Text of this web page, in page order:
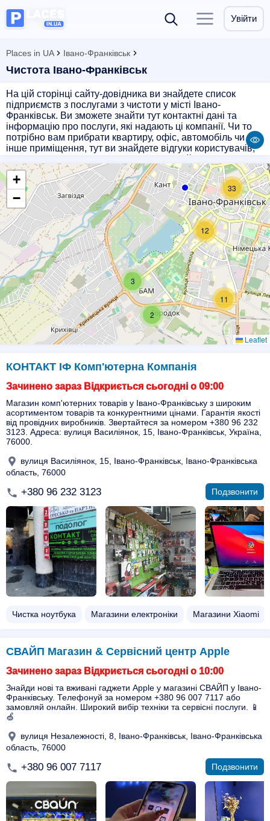
Увійти
Places in UA Івано-Франківськ
Чистота Івано-Франківськ
На цій сторінці сайту-довідника ви знайдете список
підприємств з послугами з чистоти у місті Івано-
Франківськ. Ви зможете знайти тут контактні дані та
інформацію про послуги, які надають ці компанії. Чи то
потрібно вам прибрати квартиру, офіс, автомобіль чи
інше приміщення, тут ви знайдете відгуки користувачів,
підприємства з чистоти в Івано-Франківську. Звертайтесь
до професіоналів, які допоможуть забезпечити чистоту
та порядок у вашому приміщенні!
2
12
3
11
33
+
−
Leaflet
КОНТАКТ ІФ Комп'ютерна Компанія
Зачинено зараз Відкриється сьогодні о 09:00
Магазин комп'ютерних товарів у Івано-Франківську з широким
асортиментом товарів та конкурентними цінами. Гарантія якості
від провідних виробників. Звертайтеся за номером +380 96 232
3123. Адреса: вулиця Василіянок, 15, Івано-Франківськ, Україна,
76000.
вулиця Василіянок, 15, Івано-Франківськ, Івано-Франківська
область, 76000
+380 96 232 3123 Подзвонити
Чистка ноутбука Магазини електроніки Магазини Xiaomi
СВАЙП Магазин & Сервісний центр Apple
Зачинено зараз Відкриється сьогодні о 10:00
Знайди нові та вживані гаджети Apple у магазині СВАЙП у Івано-
Франківську. Телефонуй за номером +380 96 007 7117 або
замовляй онлайн. Широкий вибір техніки та сервісні послуги. 📱
🍏
вулиця Незалежності, 8, Івано-Франківськ, Івано-Франківська
область, 76000
+380 96 007 7117 Подзвонити